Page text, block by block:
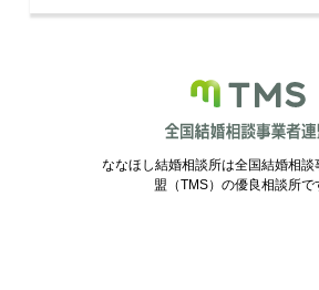
ななほし結婚相談所は全国結婚相談
盟（TMS）の優良相談所で